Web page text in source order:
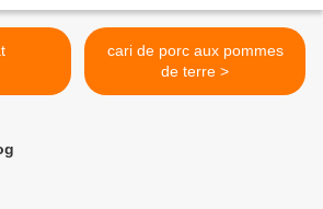
cari de porc aux pommes
de terre >